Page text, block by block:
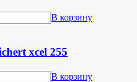
В корзину
xcel 255
В корзину